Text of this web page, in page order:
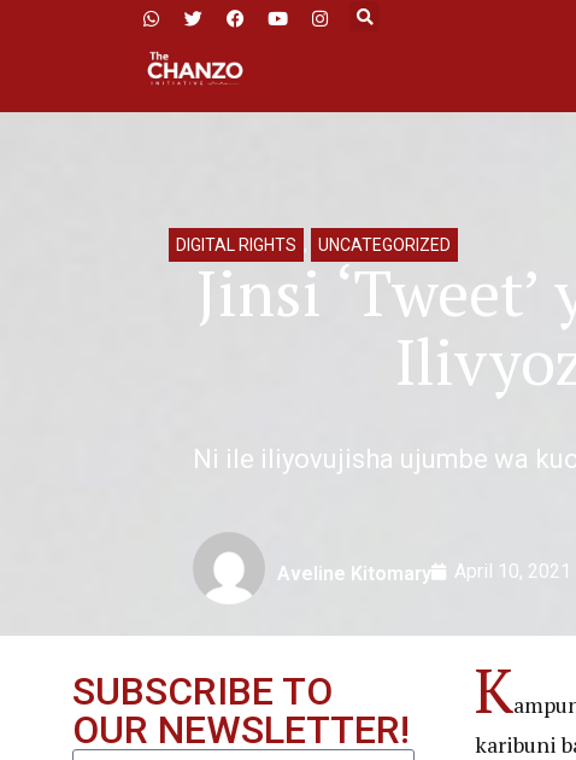
DIGITAL RIGHTS , UNCATEGORIZED
Jinsi
Ni ile iliyovujisha ujumbe wa
Aveline Kitomary April 10, 2021
SUBSCRIBE TO
OUR NEWSLETTER!
K
karibuni